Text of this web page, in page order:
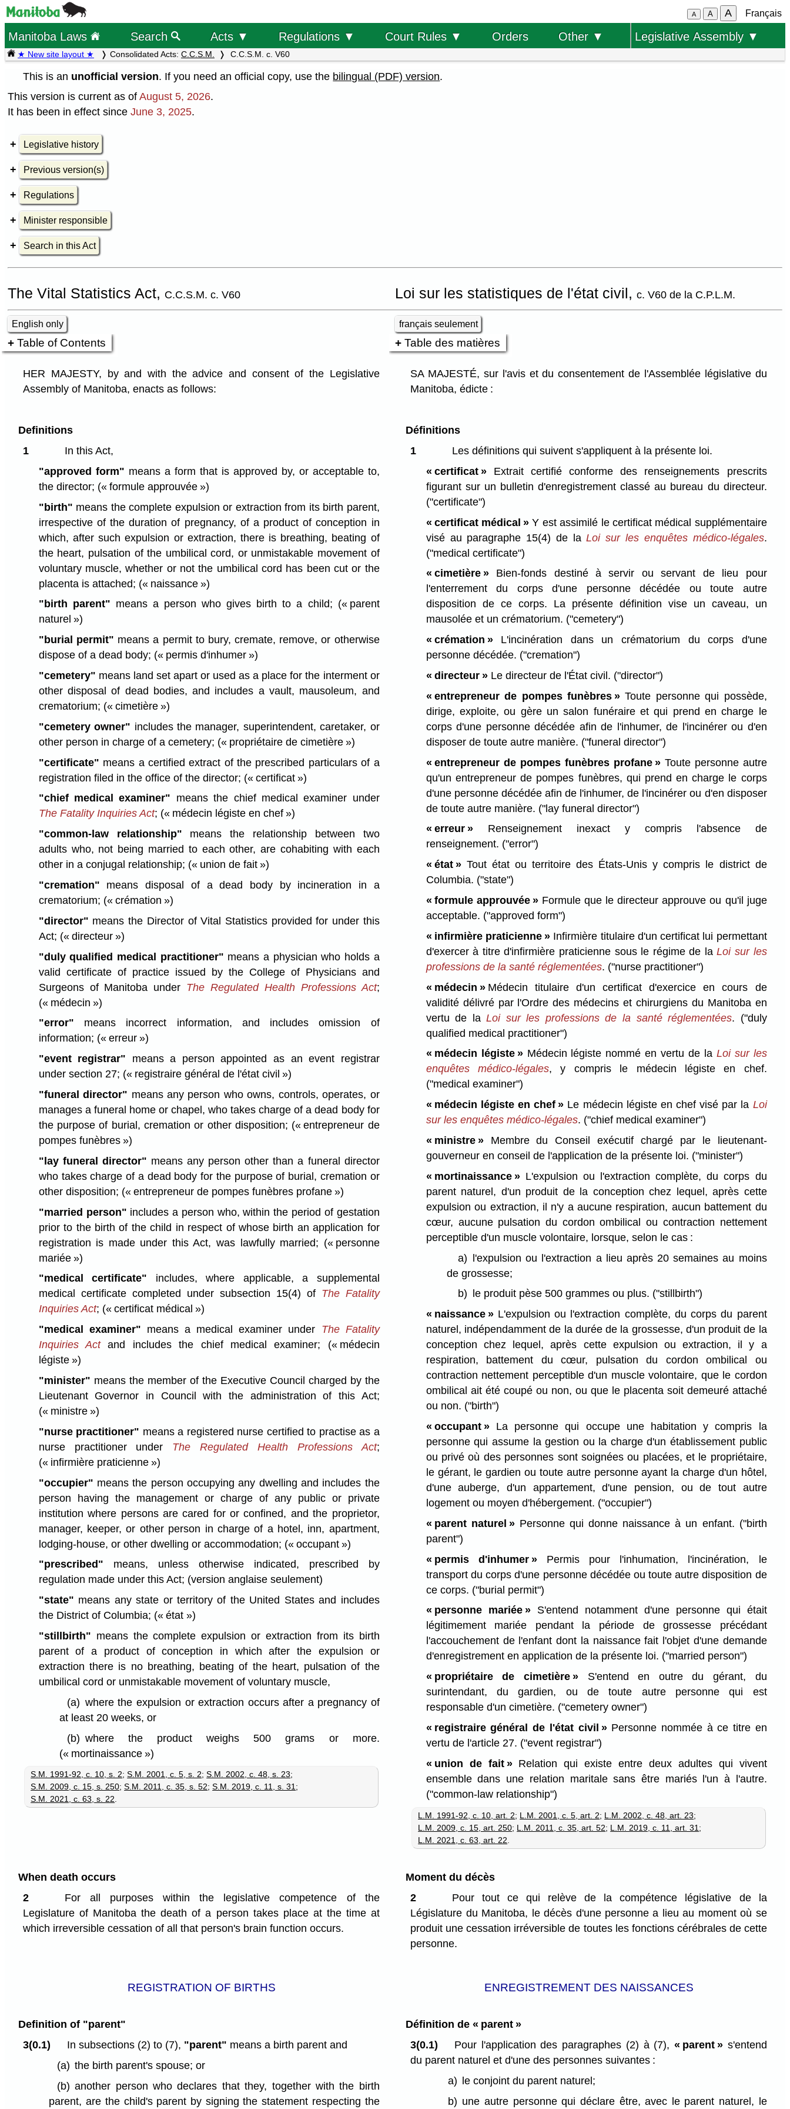
A A A Français
Manitoba Laws Search Acts ▼ Regulations ▼ Court Rules ▼ Orders Other ▼ Legislative Assembly ▼
★ New site layout ★ Consolidated Acts: C.C.S.M. C.C.S.M. c. V60
This is an unofficial version. If you need an official copy, use the bilingual (PDF) version.
This version is current as of August 5, 2026.
It has been in effect since June 3, 2025.
Legislative history
Previous version(s)
Regulations
Minister responsible
Search in this Act
The Vital Statistics Act, C.C.S.M. c. V60 Loi sur les statistiques de l'état civil, c. V60 de la C.P.L.M.
English only français seulement
Table of Contents Table des matières
HER MAJESTY, by and with the advice and consent of the Legislative
Assembly of Manitoba, enacts as follows:
SA MAJESTÉ, sur l'avis et du consentement de l'Assemblée législative du
Manitoba, édicte :
Definitions
1
In this Act,
"approved form" means a form that is approved by, or acceptable to,
the director; (« formule approuvée »)
"birth" means the complete expulsion or extraction from its birth parent,
irrespective of the duration of pregnancy, of a product of conception in
which, after such expulsion or extraction, there is breathing, beating of
the heart, pulsation of the umbilical cord, or unmistakable movement of
voluntary muscle, whether or not the umbilical cord has been cut or the
placenta is attached; (« naissance »)
"birth parent" means a person who gives birth to a child; (« parent
naturel »)
"burial permit" means a permit to bury, cremate, remove, or otherwise
dispose of a dead body; (« permis d'inhumer »)
"cemetery" means land set apart or used as a place for the interment or
other disposal of dead bodies, and includes a vault, mausoleum, and
crematorium; (« cimetière »)
"cemetery owner" includes the manager, superintendent, caretaker, or
other person in charge of a cemetery; (« propriétaire de cimetière »)
"certificate" means a certified extract of the prescribed particulars of a
registration filed in the office of the director; (« certificat »)
"chief medical examiner" means the chief medical examiner under
The Fatality Inquiries Act; (« médecin légiste en chef »)
"common-law relationship" means the relationship between two
adults who, not being married to each other, are cohabiting with each
other in a conjugal relationship; (« union de fait »)
"cremation" means disposal of a dead body by incineration in a
crematorium; (« crémation »)
"director" means the Director of Vital Statistics provided for under this
Act; (« directeur »)
"duly qualified medical practitioner" means a physician who holds a
valid certificate of practice issued by the College of Physicians and
Surgeons of Manitoba under The Regulated Health Professions Act;
(« médecin »)
"error" means incorrect information, and includes omission of
information; (« erreur »)
"event registrar" means a person appointed as an event registrar
under section 27; (« registraire général de l'état civil »)
"funeral director" means any person who owns, controls, operates, or
manages a funeral home or chapel, who takes charge of a dead body for
the purpose of burial, cremation or other disposition; (« entrepreneur de
pompes funèbres »)
"lay funeral director" means any person other than a funeral director
who takes charge of a dead body for the purpose of burial, cremation or
other disposition; (« entrepreneur de pompes funèbres profane »)
"married person" includes a person who, within the period of gestation
prior to the birth of the child in respect of whose birth an application for
registration is made under this Act, was lawfully married; (« personne
mariée »)
"medical certificate" includes, where applicable, a supplemental
medical certificate completed under subsection 15(4) of The Fatality
Inquiries Act; (« certificat médical »)
"medical examiner" means a medical examiner under The Fatality
Inquiries Actand includes the chief medical examiner; (« médecin
légiste »)
"minister" means the member of the Executive Council charged by the
Lieutenant Governor in Council with the administration of this Act;
(« ministre »)
"nurse practitioner" means a registered nurse certified to practise as a
nurse practitioner under The Regulated Health Professions Act;
(« infirmière praticienne »)
"occupier" means the person occupying any dwelling and includes the
person having the management or charge of any public or private
institution where persons are cared for or confined, and the proprietor,
manager, keeper, or other person in charge of a hotel, inn, apartment,
lodging-house, or other dwelling or accommodation; (« occupant »)
"prescribed" means, unless otherwise indicated, prescribed by
regulation made under this Act; (version anglaise seulement)
"state" means any state or territory of the United States and includes
the District of Columbia; (« état »)
"stillbirth" means the complete expulsion or extraction from its birth
parent of a product of conception in which after the expulsion or
extraction there is no breathing, beating of the heart, pulsation of the
umbilical cord or unmistakable movement of voluntary muscle,
(a) where the expulsion or extraction occurs after a pregnancy of
at least 20 weeks, or
(b) where the product weighs 500 grams or more.
(« mortinaissance »)
S.M. 1991-92, c. 10, s. 2;S.M. 2001, c. 5, s. 2;S.M. 2002, c. 48, s. 23;
S.M. 2009, c. 15, s. 250;S.M. 2011, c. 35, s. 52;S.M. 2019, c. 11, s. 31;
S.M. 2021, c. 63, s. 22.
Définitions
1
Les définitions qui suivent s'appliquent à la présente loi.
« certificat »Extrait certifié conforme des renseignements prescrits
figurant sur un bulletin d'enregistrement classé au bureau du directeur.
("certificate")
« certificat médical » Y est assimilé le certificat médical supplémentaire
visé au paragraphe 15(4) de laLoi sur les enquêtes médico-légales.
("medical certificate")
« cimetière »Bien-fonds destiné à servir ou servant de lieu pour
l'enterrement du corps d'une personne décédée ou toute autre
disposition de ce corps. La présente définition vise un caveau, un
mausolée et un crématorium. ("cemetery")
« crémation »L'incinération dans un crématorium du corps d'une
personne décédée. ("cremation")
« directeur »Le directeur de l'État civil. ("director")
« entrepreneur de pompes funèbres » Toute personne qui possède,
dirige, exploite, ou gère un salon funéraire et qui prend en charge le
corps d'une personne décédée afin de l'inhumer, de l'incinérer ou d'en
disposer de toute autre manière. ("funeral director")
« entrepreneur de pompes funèbres profane »Toute personne autre
qu'un entrepreneur de pompes funèbres, qui prend en charge le corps
d'une personne décédée afin de l'inhumer, de l'incinérer ou d'en disposer
de toute autre manière. ("lay funeral director")
« erreur »Renseignement inexact y compris l'absence de
renseignement. ("error")
« état »Tout état ou territoire des États-Unis y compris le district de
Columbia. ("state")
« formule approuvée »Formule que le directeur approuve ou qu'il juge
acceptable. ("approved form")
« infirmière praticienne » Infirmière titulaire d'un certificat lui permettant
d'exercer à titre d'infirmière praticienne sous le régime de laLoi sur les
professions de la santé réglementées. ("nurse practitioner")
« médecin »Médecin titulaire d'un certificat d'exercice en cours de
validité délivré par l'Ordre des médecins et chirurgiens du Manitoba en
vertu de laLoi sur les professions de la santé réglementées. ("duly
qualified medical practitioner")
« médecin légiste »Médecin légiste nommé en vertu de la Loi sur les
enquêtes médico-légales, y compris le médecin légiste en chef.
("medical examiner")
« médecin légiste en chef » Le médecin légiste en chef visé par la Loi
sur les enquêtes médico-légales. ("chief medical examiner")
« ministre »Membre du Conseil exécutif chargé par le lieutenant-
gouverneur en conseil de l'application de la présente loi. ("minister")
« mortinaissance »L'expulsion ou l'extraction complète, du corps du
parent naturel, d'un produit de la conception chez lequel, après cette
expulsion ou extraction, il n'y a aucune respiration, aucun battement du
cœur, aucune pulsation du cordon ombilical ou contraction nettement
perceptible d'un muscle volontaire, lorsque, selon le cas :
a) l'expulsion ou l'extraction a lieu après 20 semaines au moins
de grossesse;
b)
le produit pèse 500 grammes ou plus. ("stillbirth")
« naissance »L'expulsion ou l'extraction complète, du corps du parent
naturel, indépendamment de la durée de la grossesse, d'un produit de la
conception chez lequel, après cette expulsion ou extraction, il y a
respiration, battement du cœur, pulsation du cordon ombilical ou
contraction nettement perceptible d'un muscle volontaire, que le cordon
ombilical ait été coupé ou non, ou que le placenta soit demeuré attaché
ou non. ("birth")
« occupant »La personne qui occupe une habitation y compris la
personne qui assume la gestion ou la charge d'un établissement public
ou privé où des personnes sont soignées ou placées, et le propriétaire,
le gérant, le gardien ou toute autre personne ayant la charge d'un hôtel,
d'une auberge, d'un appartement, d'une pension, ou de tout autre
logement ou moyen d'hébergement. ("occupier")
« parent naturel »Personne qui donne naissance à un enfant. ("birth
parent")
« permis d'inhumer »Permis pour l'inhumation, l'incinération, le
transport du corps d'une personne décédée ou toute autre disposition de
ce corps. ("burial permit")
« personne mariée »S'entend notamment d'une personne qui était
légitimement mariée pendant la période de grossesse précédant
l'accouchement de l'enfant dont la naissance fait l'objet d'une demande
d'enregistrement en application de la présente loi. ("married person")
« propriétaire de cimetière » S'entend en outre du gérant, du
surintendant, du gardien, ou de toute autre personne qui est
responsable d'un cimetière. ("cemetery owner")
« registraire général de l'état civil »Personne nommée à ce titre en
vertu de l'article 27. ("event registrar")
« union de fait »Relation qui existe entre deux adultes qui vivent
ensemble dans une relation maritale sans être mariés l'un à l'autre.
("common-law relationship")
L.M. 1991-92, c. 10, art. 2; L.M. 2001, c. 5, art. 2; L.M. 2002, c. 48, art. 23;
L.M. 2009, c. 15, art. 250; L.M. 2011, c. 35, art. 52; L.M. 2019, c. 11, art. 31 ;
L.M. 2021, c. 63, art. 22
When death occurs
2
For all purposes within the legislative competence of the
Legislature of Manitoba the death of a person takes place at the time at
which irreversible cessation of all that person's brain function occurs.
Moment du décès
2
Pour tout ce qui relève de la compétence législative de la
Législature du Manitoba, le décès d'une personne a lieu au moment où se
produit une cessation irréversible de toutes les fonctions cérébrales de cette
personne.
REGISTRATION OF BIRTHS ENREGISTREMENT DES NAISSANCES
Definition of "parent"
3(0.1)
In subsections (2) to (7), "parent" means a birth parent and
(a) the birth parent's spouse; or
(b) another person who declares that they, together with the birth
parent, are the child's parent by signing the statement respecting the
Définition de « parent »
3(0.1)
Pour l'application des paragraphes (2) à (7), « parent »s'entend
du parent naturel et d'une des personnes suivantes :
a) le conjoint du parent naturel;
b) une autre personne qui déclare être, avec le parent naturel, le